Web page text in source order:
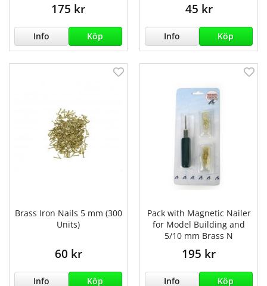
175 kr
Info Köp
45 kr
Info Köp
Brass Iron Nails 5 mm (300
Units)
60 kr
Info Köp
Pack with Magnetic Nailer
for Model Building and
5/10 mm Brass N
195 kr
Info Köp